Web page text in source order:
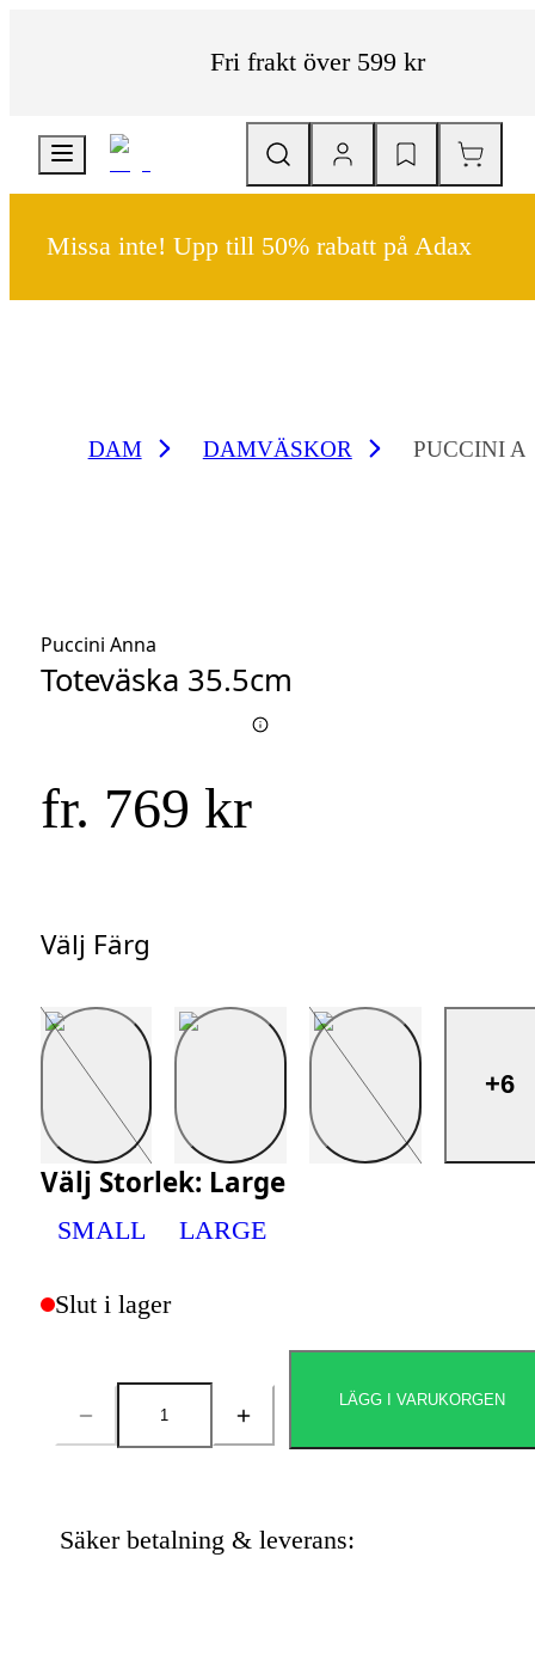
Fri frakt över 599 kr
Missa inte! Upp till 50% rabatt på Adax
DAM DAMVÄSKOR PUCCINI
Puccini Anna
Toteväska 35.5cm
fr. 769 kr
Välj Färg
Välj Färg
+6
Välj Storlek: Large
SMALL LARGE
Slut i lager
Antal
LÄGG I VARUKORGEN
Säker betalning & leverans: